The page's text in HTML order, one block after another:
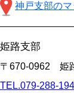
神戸支部の
姫路支部
〒670-0962 姫
TEL.079-288-